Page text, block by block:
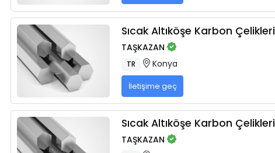
Sıcak Altıköşe Karbon Çelikleri
TAŞKAZAN
TR Konya
İletişime geç
Sıcak Altıköşe Karbon Çelikleri
TAŞKAZAN